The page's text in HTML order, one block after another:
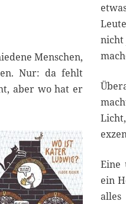
Menschen,
Nur: da fehlt
aber wo hat er
nicht
Eine
ein